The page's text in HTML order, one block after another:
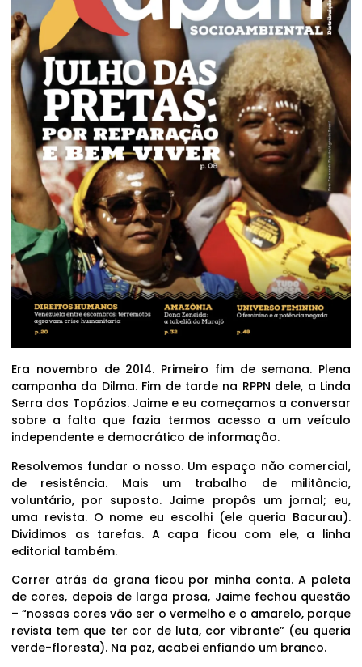
Era novembro de 2014. Primeiro fim de semana. Plena
campanha da Dilma. Fim de tarde na RPPN dele, a Linda
Serra dos Topázios. Jaime e eu começamos a conversar
sobre a falta que fazia termos acesso a um veículo
independente e democrático de informação.
Resolvemos fundar o nosso. Um espaço não comercial,
de resistência. Mais um trabalho de militância,
voluntário, por suposto. Jaime propôs um jornal; eu,
uma revista. O nome eu escolhi (ele queria Bacurau).
Dividimos as tarefas. A capa ficou com ele, a linha
editorial também.
Correr atrás da grana ficou por minha conta. A paleta
de cores, depois de larga prosa, Jaime fechou questão
– “nossas cores vão ser o vermelho e o amarelo, porque
revista tem que ter cor de luta, cor vibrante” (eu queria
verde-floresta). Na paz, acabei enfiando um branco.